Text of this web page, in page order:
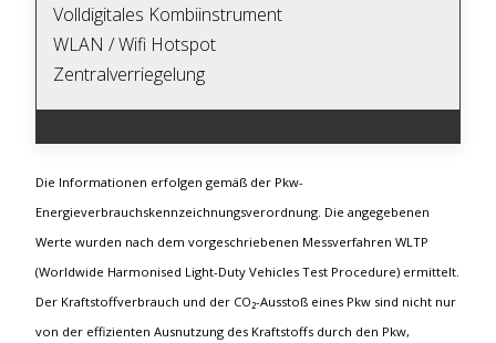
Volldigitales Kombiinstrument
WLAN / Wifi Hotspot
Zentralverriegelung
Die Informationen erfolgen gemäß der Pkw-
Energieverbrauchskennzeichnungsverordnung. Die angegebenen
Werte wurden nach dem vorgeschriebenen Messverfahren WLTP
(Worldwide Harmonised Light-Duty Vehicles Test Procedure) ermittelt.
Der Kraftstoffverbrauch und der CO₂-Ausstoß eines Pkw sind nicht nur
von der effizienten Ausnutzung des Kraftstoffs durch den Pkw,